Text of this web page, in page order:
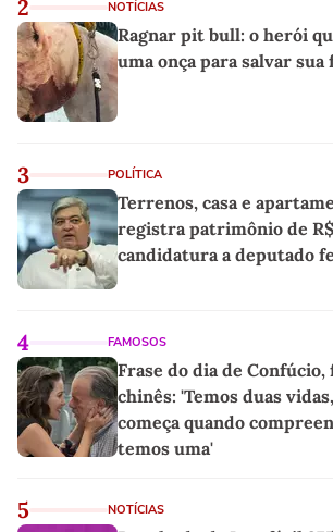
2 NOTÍCIAS
Ragnar pit bull: o herói
uma onça para salvar sua
3 POLÍTICA
Terrenos, casa e
registra patrimônio de
candidatura a deputado
4 FAMOSOS
Frase do dia de
chinês: 'Temos duas
começa quando
temos uma'
5 NOTÍCIAS